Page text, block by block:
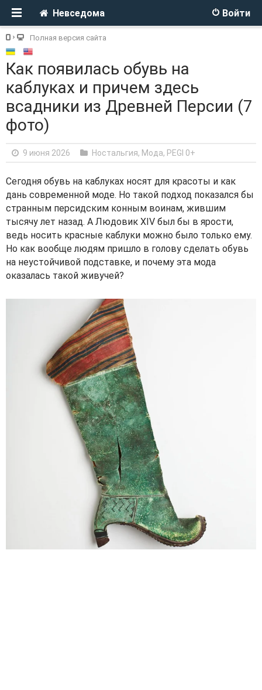
Войти
Невседома
Полная версия сайта
Как появилась обувь на
каблуках и причем здесь
всадники из Древней Персии (7
фото)
9 июня 2026 Ностальгия, Мода, PEGI 0+
Сегодня обувь на каблуках носят для красоты и как
дань современной моде. Но такой подход показался бы
странным персидским конным воинам, жившим
тысячу лет назад. А Людовик XIV был бы в ярости,
ведь носить красные каблуки можно было только ему.
Но как вообще людям пришло в голову сделать обувь
на неустойчивой подставке, и почему эта мода
оказалась такой живучей?